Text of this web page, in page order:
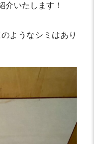
介いたします！
ようなシミはあり